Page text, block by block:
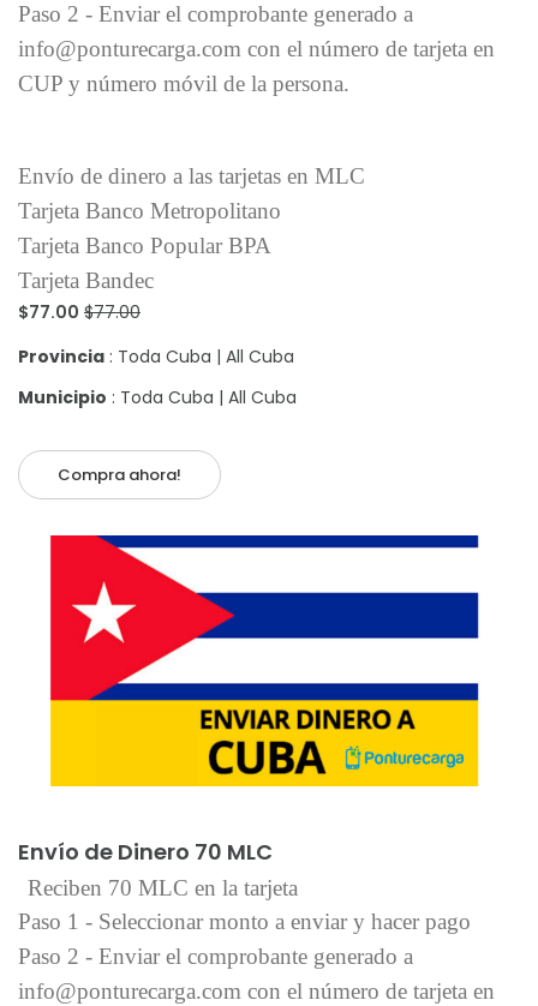
Paso 2 - Enviar el comprobante generado a
info@ponturecarga.com con el número de tarjeta en
CUP y número móvil de la persona.
Envío de dinero a las tarjetas en MLC
Tarjeta Banco Metropolitano
Tarjeta Banco Popular BPA
Tarjeta Bandec
$77.00 $77.00
Provincia : Toda Cuba | All Cuba
Municipio : Toda Cuba | All Cuba
Compra ahora!
Envío de Dinero 70 MLC
Reciben 70 MLC en la tarjeta
Paso 1 - Seleccionar monto a enviar y hacer pago
Paso 2 - Enviar el comprobante generado a
info@ponturecarga.com con el número de tarjeta en